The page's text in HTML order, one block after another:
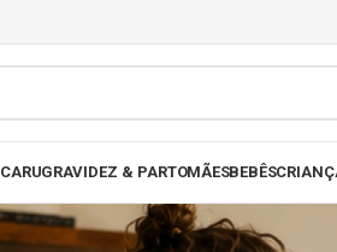
CARUGRAVIDEZ & PARTOMÃESBEBÊS